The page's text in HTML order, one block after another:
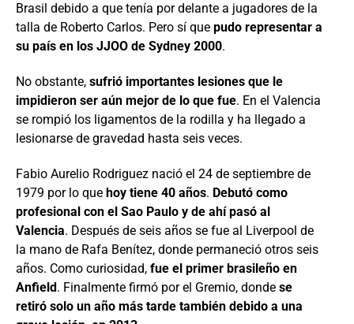
Brasil debido a que tenía por delante a jugadores de la
talla de Roberto Carlos. Pero sí que pudo representar a
su país en los JJOO de Sydney 2000.
No obstante, sufrió importantes lesiones que le
impidieron ser aún mejor de lo que fue. En el Valencia
se rompió los ligamentos de la rodilla y ha llegado a
lesionarse de gravedad hasta seis veces.
Fabio Aurelio Rodriguez nació el 24 de septiembre de
1979 por lo que hoy tiene 40 años. Debutó como
profesional con el Sao Paulo y de ahí pasó al
Valencia. Después de seis años se fue al Liverpool de
la mano de Rafa Benítez, donde permaneció otros seis
años. Como curiosidad, fue el primer brasileño en
Anfield. Finalmente firmó por el Gremio, donde se
retiró solo un año más tarde también debido a una